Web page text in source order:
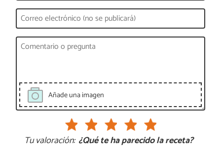
Añade una imagen
Tu valoración: ¿Qué te ha parecido la receta?